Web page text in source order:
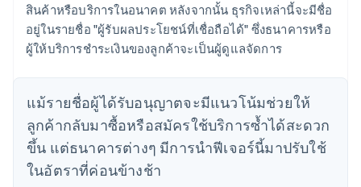
สินค้าหรือบริการในอนาคต หลังจากนั้น ธุรกิจเหล่านี้จะมีชื่อ
อยู่ในรายชื่อ "ผู้รับผลประโยชน์ที่เชื่อถือได้" ซึ่งธนาคารหรือ
ผู้ให้บริการชำระเงินของลูกค้าจะเป็นผู้ดูแลจัดการ
แม้รายชื่อผู้ได้รับอนุญาตจะมีแนวโน้มช่วยให้
ลูกค้ากลับมาซื้อหรือสมัครใช้บริการซ้ำได้สะดวก
ขึ้น แต่ธนาคารต่างๆ มีการนำฟีเจอร์นี้มาปรับใช้
ในอัตราที่ค่อนข้างช้า